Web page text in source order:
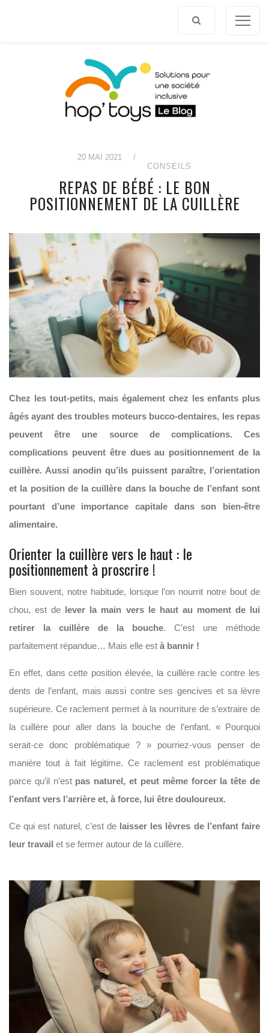
20 MAI 2021
/
CONSEILS
REPAS DE BÉBÉ : LE BON
POSITIONNEMENT DE LA CUILLÈRE
Chez les tout-petits, mais également chez les enfants plus
âgés ayant des troubles moteurs bucco-dentaires, les repas
peuvent être une source de complications. Ces
complications peuvent être dues au positionnement de la
cuillère. Aussi anodin qu’ils puissent paraître, l’orientation
et la position de la cuillère dans la bouche de l’enfant sont
pourtant d’une importance capitale dans son bien-être
alimentaire.
Orienter la cuillère vers le haut : le
positionnement à proscrire !
Bien souvent, notre habitude, lorsque l’on nourrit notre bout de
chou, est de lever la main vers le haut au moment de lui
retirer la cuillère de la bouche. C’est une méthode
parfaitement répandue… Mais elle est à bannir !
En effet, dans cette position élevée, la cuillère racle contre les
dents de l’enfant, mais aussi contre ses gencives et sa lèvre
supérieure. Ce raclement permet à la nourriture de s’extraire de
la cuillère pour aller dans la bouche de l’enfant. « Pourquoi
serait-ce donc problématique ? » pourriez-vous penser de
manière tout à fait légitime. Ce raclement est problématique
parce qu’il n’estpas naturel, et peut même forcer la tête de
l’enfant vers l’arrière et, à force, lui être douloureux.
Ce qui est naturel, c’est de laisser les lèvres de l’enfant faire
leur travail et se fermer autour de la cuillère.